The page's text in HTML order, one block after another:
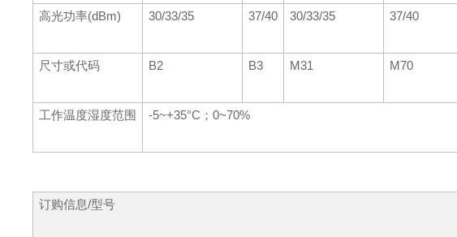
高光功率(dBm) 30/33/35 37/40 30/33/35 37/40
尺寸或代码 B2 B3 M31 M70
工作温度湿度范围 -5~+35°C；0~70%
订购信息/型号